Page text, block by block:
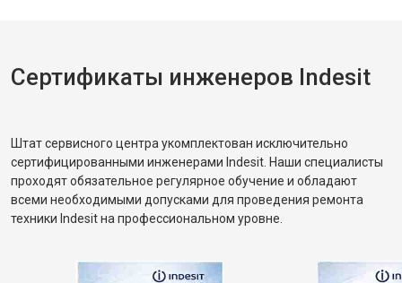
Сертификаты инженеров Indesit
Штат сервисного центра укомплектован исключительно
сертифицированными инженерами Indesit. Наши специалисты
проходят обязательное регулярное обучение и обладают
всеми необходимыми допусками для проведения ремонта
техники Indesit на профессиональном уровне.